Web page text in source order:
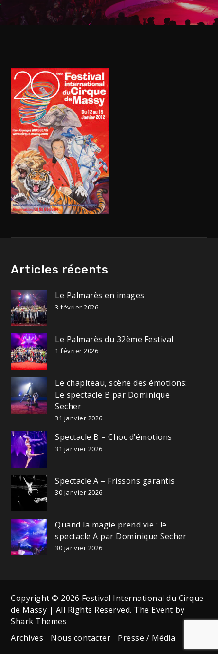
Articles récents
Le Palmarès en images
3 février 2026
Le Palmarès du 32ème Festival
1 février 2026
Le chapiteau, scène des émotions:
Le spectacle B par Dominique
Secher
31 janvier 2026
Spectacle B – Choc d’émotions
31 janvier 2026
Spectacle A – Frissons garantis
30 janvier 2026
Quand la magie prend vie : le
spectacle A par Dominique Secher
30 janvier 2026
Copyright © 2026 Festival International du Cirque
de Massy | All Rights Reserved. The Event by
Shark Themes
Archives
Nous contacter Presse / Média